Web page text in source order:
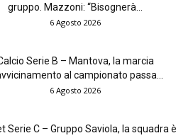
gruppo. Mazzoni: “Bisognerà...
6 Agosto 2026
Serie B – Mantova, la marcia
al campionato passa...
6 Agosto 2026
Serie C – Gruppo Saviola, la squadra è